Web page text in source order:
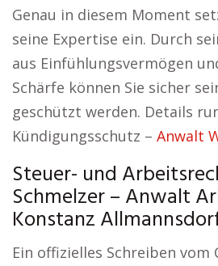
Genau in diesem Moment
seine Expertise ein. Durch
aus Einfühlungsvermögen
Schärfe können Sie sicher
geschützt werden. Details
Kündigungsschutz – Anwalt
Steuer- und
Schmelzer – Anwalt
Konstanz
Ein offizielles Schreiben vom